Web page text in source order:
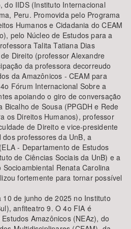
do IIDS (Instituto Internacional
Peru. Promovida pelo Programa
Humanos e Cidadania do CEAM
pelo Núcleo de Estudos para a
Talita Tatiana Dias
Direito (professor Alexandre
da professora decorreudo
da Amazônicos - CEAM para
Fórum Internacional Sobre a
apoiando o giro de conversação
Bicalho de Sousa (PPGDH e Rede
os Direitos Humanos), professor
de Direito e vice-presidente
dos professores da UnB, a
- Departamento de Estudos
de Ciências Sociais da UnB) e a
Renata Carolina
fortemente para tornar possível
de junho de 2025 no Instituto
anfiteatro 9. O 4o FIA é
Amazônicos (NEAz), do